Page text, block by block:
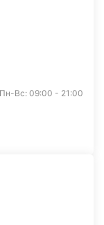
Пн-Вс: 09:00 - 21:00